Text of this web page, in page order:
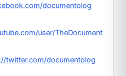
documentolog
user/TheDocument
twitter.com/documentolog